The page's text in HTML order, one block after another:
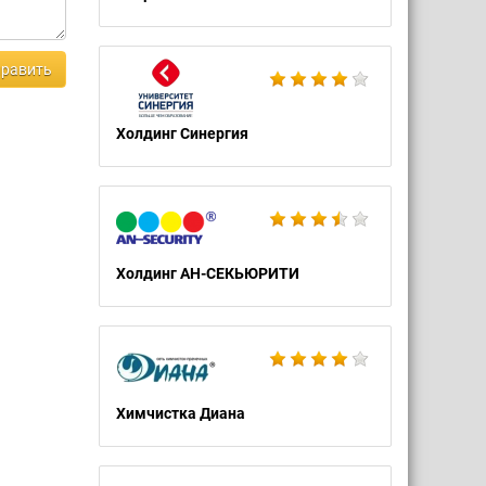
Холдинг Синергия
Холдинг АН-СЕКЬЮРИТИ
Химчистка Диана